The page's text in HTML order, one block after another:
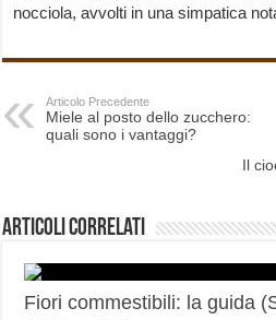
nocciola, avvolti in una simpatica
Articolo Precedente
Miele al posto dello zucchero:
quali sono i vantaggi?
Il
Articoli correlati
Fiori commestibili: la guida